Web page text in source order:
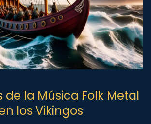
de la Música Folk Metal
los Vikingos